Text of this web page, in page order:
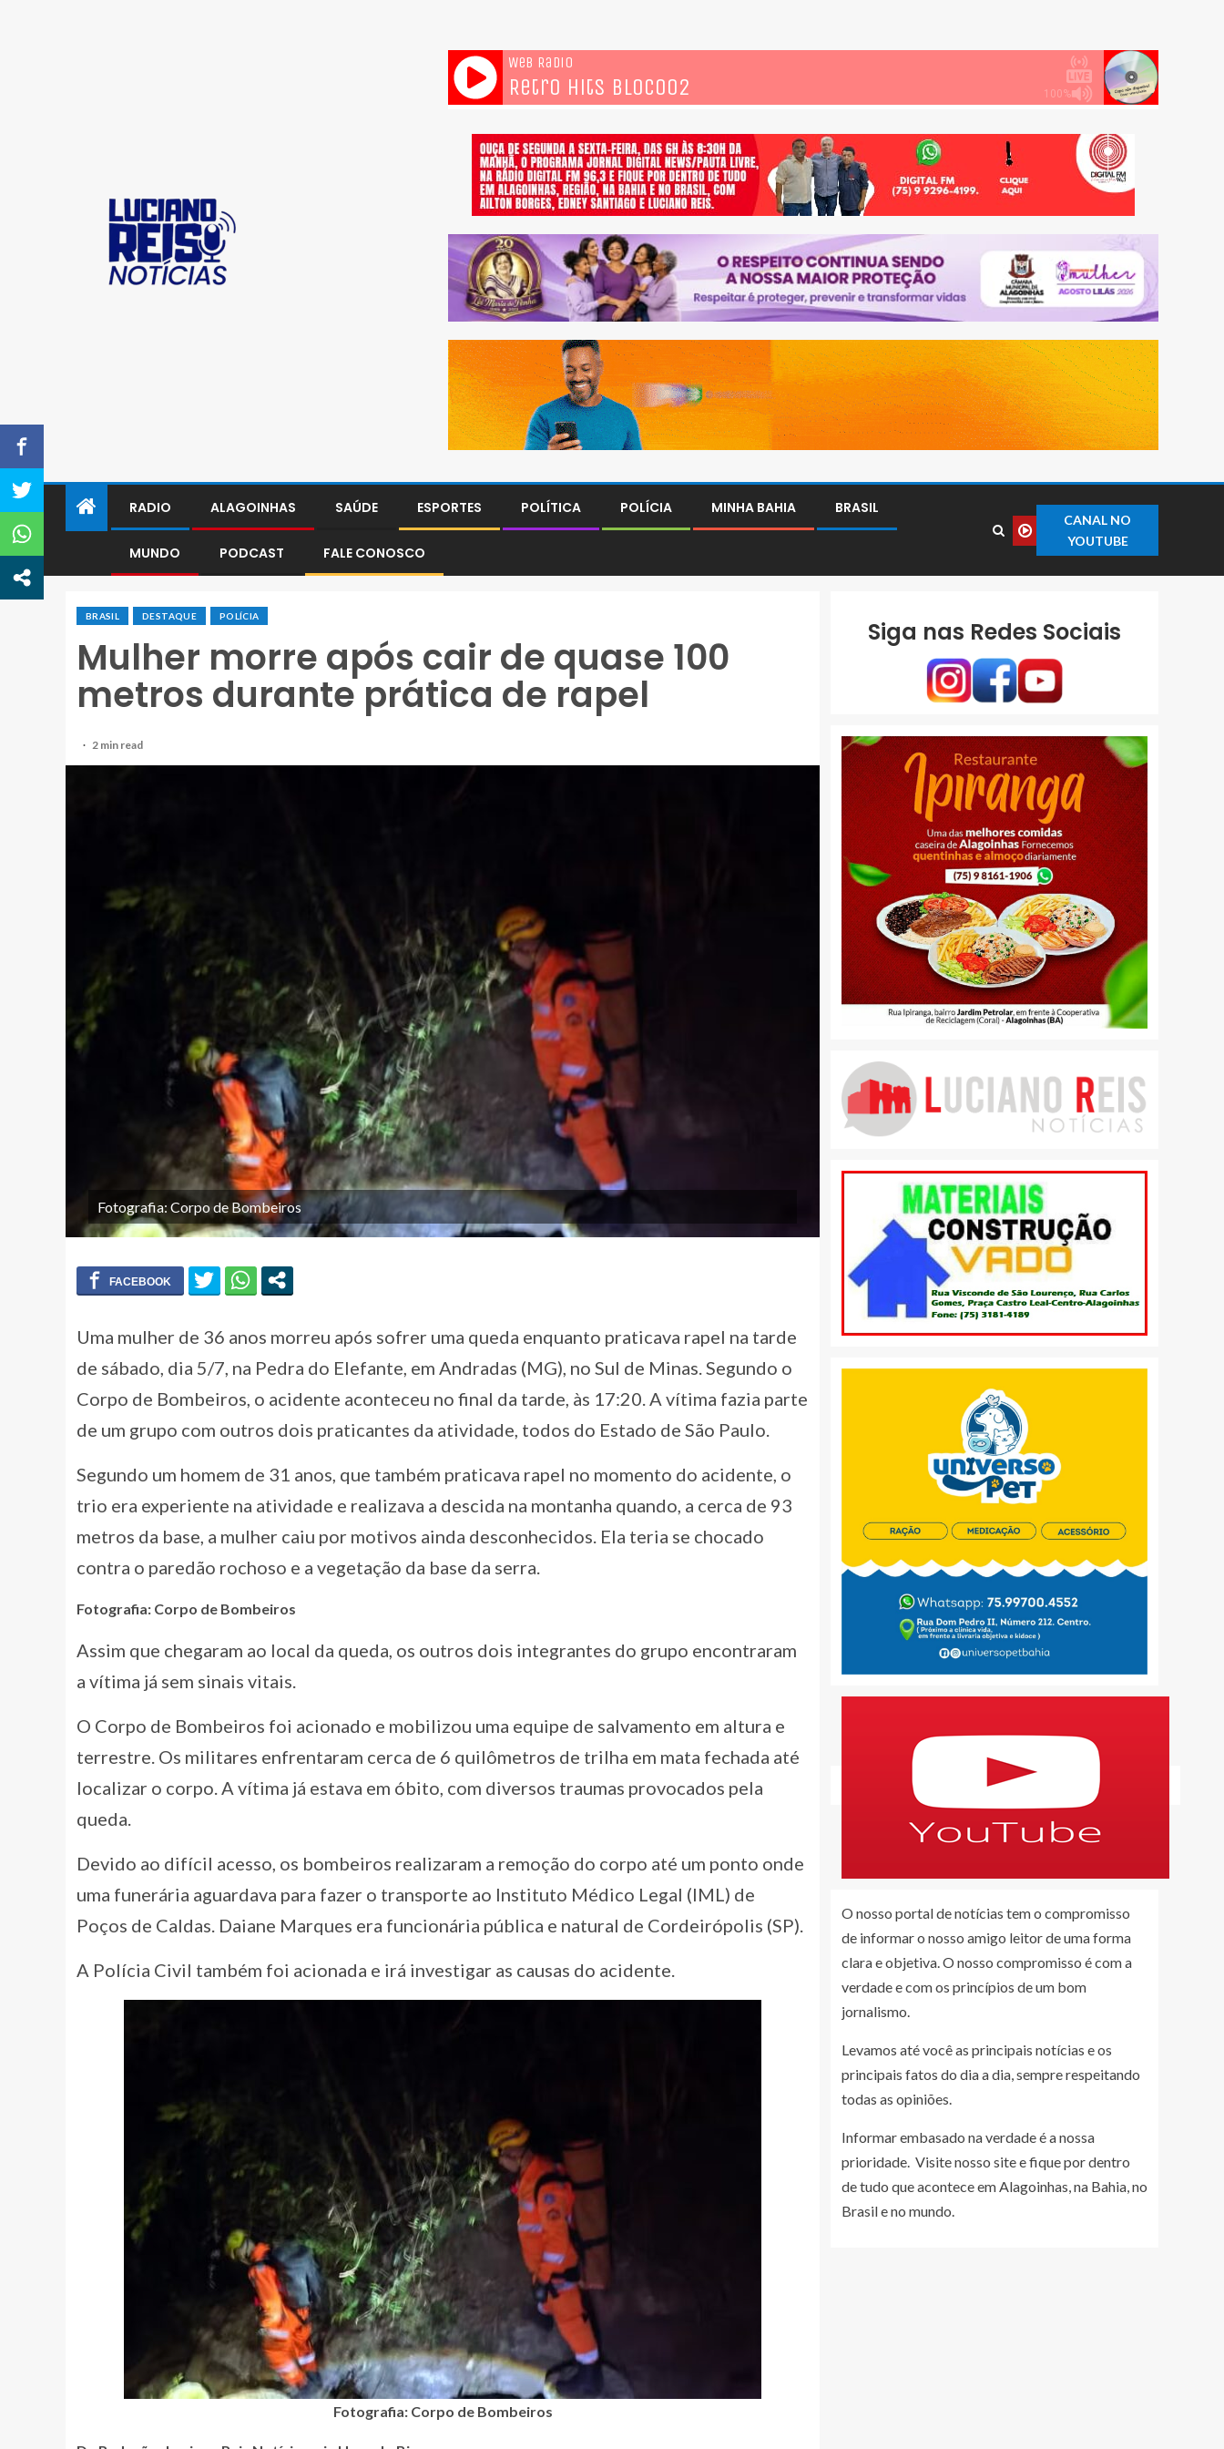
RADIO ALAGOINHAS SAÚDE ESPORTES POLÍTICA POLÍCIA MINHA BAHIA BRASIL
MUNDO PODCAST FALE CONOSCO
CANAL NO
YOUTUBE
BRASIL DESTAQUE POLÍCIA
Mulher morre após cair de quase 100
metros durante prática de rapel
2 min read
Fotografia: Corpo de Bombeiros
Uma mulher de 36 anos morreu após sofrer uma queda enquanto praticava rapel na tarde
de sábado, dia 5/7, na Pedra do Elefante, em Andradas (MG), no Sul de Minas. Segundo o
Corpo de Bombeiros, o acidente aconteceu no final da tarde, às 17:20. A vítima fazia parte
de um grupo com outros dois praticantes da atividade, todos do Estado de São Paulo.
Segundo um homem de 31 anos, que também praticava rapel no momento do acidente, o
trio era experiente na atividade e realizava a descida na montanha quando, a cerca de 93
metros da base, a mulher caiu por motivos ainda desconhecidos. Ela teria se chocado
contra o paredão rochoso e a vegetação da base da serra.
Fotografia: Corpo de Bombeiros
Assim que chegaram ao local da queda, os outros dois integrantes do grupo encontraram
a vítima já sem sinais vitais.
O Corpo de Bombeiros foi acionado e mobilizou uma equipe de salvamento em altura e
terrestre. Os militares enfrentaram cerca de 6 quilômetros de trilha em mata fechada até
localizar o corpo. A vítima já estava em óbito, com diversos traumas provocados pela
queda.
Devido ao difícil acesso, os bombeiros realizaram a remoção do corpo até um ponto onde
uma funerária aguardava para fazer o transporte ao Instituto Médico Legal (IML) de
Poços de Caldas. Daiane Marques era funcionária pública e natural de Cordeirópolis (SP).
A Polícia Civil também foi acionada e irá investigar as causas do acidente.
Fotografia: Corpo de Bombeiros
Siga nas Redes Sociais
O nosso portal de notícias tem o compromisso
de informar o nosso amigo leitor de uma forma
clara e objetiva. O nosso compromisso é com a
verdade e com os princípios de um bom
jornalismo.
Levamos até você as principais notícias e os
principais fatos do dia a dia, sempre respeitando
todas as opiniões.
Informar embasado na verdade é a nossa
prioridade. Visite nosso site e fique por dentro
de tudo que acontece em Alagoinhas, na Bahia, no
Brasil e no mundo.